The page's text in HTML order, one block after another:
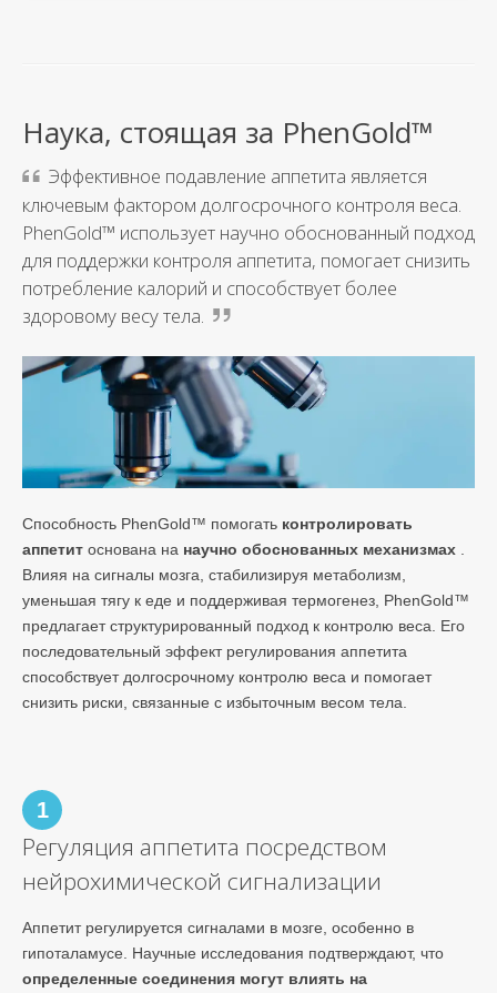
Наука, стоящая за PhenGold™
Эффективное подавление аппетита является
ключевым фактором долгосрочного контроля веса.
PhenGold™ использует научно обоснованный подход
для поддержки контроля аппетита, помогает снизить
потребление калорий и способствует более
здоровому весу тела.
Способность PhenGold™ помогать контролировать
аппетит основана на научно обоснованных механизмах
Влияя на сигналы мозга, стабилизируя метаболизм,
уменьшая тягу к еде и поддерживая термогенез, PhenGold™
предлагает структурированный подход к контролю веса. Его
последовательный эффект регулирования аппетита
способствует долгосрочному контролю веса и помогает
снизить риски, связанные с избыточным весом тела.
1
Регуляция аппетита посредством
нейрохимической сигнализации
Аппетит регулируется сигналами в мозге, особенно в
гипоталамусе. Научные исследования подтверждают, что
определенные соединения могут влиять на